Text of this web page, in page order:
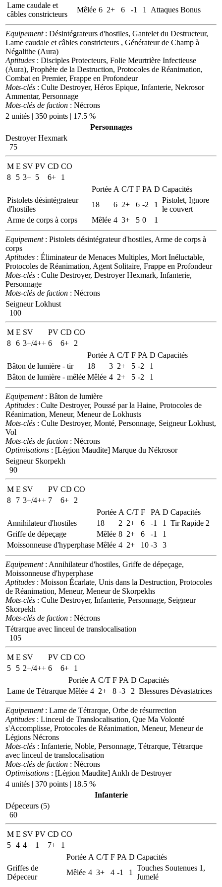
Lame caudale et
câbles constricteurs
Mêlée 6 2+ 6 -1 1 Attaques Bonus
Equipement: Désintégrateurs d'hostiles, Gantelet du Destructeur,
Lame caudale et câbles constricteurs , Générateur de Champ à
Négalithe (Aura)
Aptitudes : Disciples Protecteurs, Folie Meurtrière Infectieuse
(Aura), Prophète de la Destruction, Protocoles de Réanimation,
Combat en Premier, Frappe en Profondeur
Mots-clés : Culte Destroyer, Héros Epique, Infanterie, Nekrosor
Ammentar, Personnage
Mots-clés de faction : Nécrons
2 unités | 350 points | 17.5 %
Personnages
Destroyer Hexmark
75
M E SV PV CD CO
8
5 3+ 5 6+
1
Portée A C/T F PA D Capacités
Pistolets désintégrateur
d'hostiles
18 6 2+ 6 -2 1
Pistolet, Ignore
le couvert
Arme de corps à corps
Mêlée 4 3+ 5 0 1
Equipement: Pistolets désintégrateur d'hostiles, Arme de corps à
corps
Aptitudes : Éliminateur de Menaces Multiples, Mort Inéluctable,
Protocoles de Réanimation, Agent Solitaire, Frappe en Profondeur
Mots-clés : Culte Destroyer, Destroyer Hexmark, Infanterie,
Personnage
Mots-clés de faction : Nécrons
Seigneur Lokhust
100
M E SV PV CD CO
8 6 3+/4++ 6 6+
2
Portée A C/T F PA D Capacités
Bâton de lumière - tir
18 3 2+ 5 -2
1
Bâton de lumière - mêlée Mêlée 4 2+ 5 -2 1
Equipement: Bâton de lumière
Aptitudes : Culte Destroyer, Poussé par la Haine, Protocoles de
Réanimation, Meneur, Meneur de Lokhusts
Mots-clés : Culte Destroyer, Monté, Personnage, Seigneur Lokhust,
Vol
Mots-clés de faction : Nécrons
Optimisations : [Légion Maudite] Marque du Nékrosor
Seigneur Skorpekh
90
M E SV PV CD CO
8
7 3+/4++ 7 6+
2
Portée A C/T F PA D Capacités
Annihilateur d'hostiles
18 2 2+ 6 -1 1
Tir Rapide 2
Griffe de dépeçage
Mêlée 8 2+ 6 -1
1
Moissonneuse d'hyperphase Mêlée 4 2+ 10 -3 3
Equipement: Annihilateur d'hostiles, Griffe de dépeçage,
Moissonneuse d'hyperphase
Aptitudes : Moisson Écarlate, Unis dans la Destruction, Protocoles
de Réanimation, Meneur, Meneur de Skorpekhs
Mots-clés : Culte Destroyer, Infanterie, Personnage, Seigneur
Skorpekh
Mots-clés de faction : Nécrons
Tétrarque avec linceul de translocalisation
105
M E SV PV CD CO
5
5 2+/4++ 6 6+
1
Portée A C/T F PA D Capacités
Lame de Tétrarque Mêlée 4 2+ 8 -3 2 Blessures Dévastatrices
Equipement: Lame de Tétrarque, Orbe de résurrection
Aptitudes : Linceul de Translocalisation, Que Ma Volonté
s'Accomplisse, Protocoles de Réanimation, Meneur, Meneur de
Légions Nécrons
Mots-clés : Infanterie, Noble, Personnage, Tétrarque, Tétrarque
avec linceul de translocalisation
Mots-clés de faction : Nécrons
Optimisations : [Légion Maudite] Ankh de Destroyer
4 unités | 370 points | 18.5 %
Infanterie
Dépeceurs (5)
60
M E SV PV CD CO
5 4 4+ 1 7+
1
Portée A C/T F PA D Capacités
Griffes de
Dépeceur
Mêlée 4 3+ 4 -1 1
Touches Soutenues 1,
Jumelé